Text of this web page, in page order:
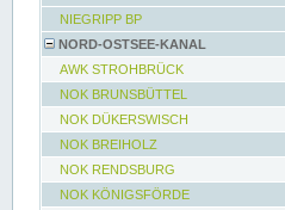
NIEGRIPP BP
NORD-OSTSEE-KANAL
AWK STROHBRÜCK
NOK BRUNSBÜTTEL
NOK DÜKERSWISCH
NOK BREIHOLZ
NOK RENDSBURG
NOK KÖNIGSFÖRDE